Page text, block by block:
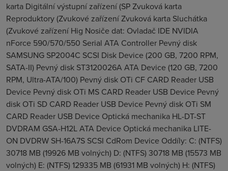
karta Digitální výstupní zařízení (SP Zvuková karta
Reproduktory (Zvukové zařízení Zvuková karta Sluchátka
(Zvukové zařízení Hig Nosiče dat: Ovladač IDE NVIDIA
nForce 590/570/550 Serial ATA Controller Pevný disk
SAMSUNG SP2004C SCSI Disk Device (200 GB, 7200 RPM,
SATA-II) Pevný disk ST3120026A ATA Device (120 GB, 7200
RPM, Ultra-ATA/100) Pevný disk OTi CF CARD Reader USB
Device Pevný disk OTi MS CARD Reader USB Device Pevný
disk OTi SD CARD Reader USB Device Pevný disk OTi SM
CARD Reader USB Device Optická mechanika HL-DT-ST
DVDRAM GSA-H12L ATA Device Optická mechanika LITE-
ON DVDRW SH-16A7S SCSI CdRom Device Oddíly: C: (NTFS)
30718 MB (19926 MB volných) D: (NTFS) 30718 MB (15573 MB
volných) E: (NTFS) 129335 MB (61931 MB volných) H: (NTFS)